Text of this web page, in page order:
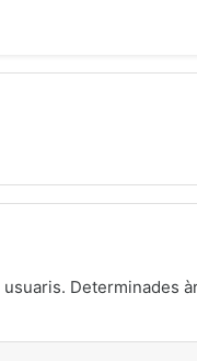
Determinades